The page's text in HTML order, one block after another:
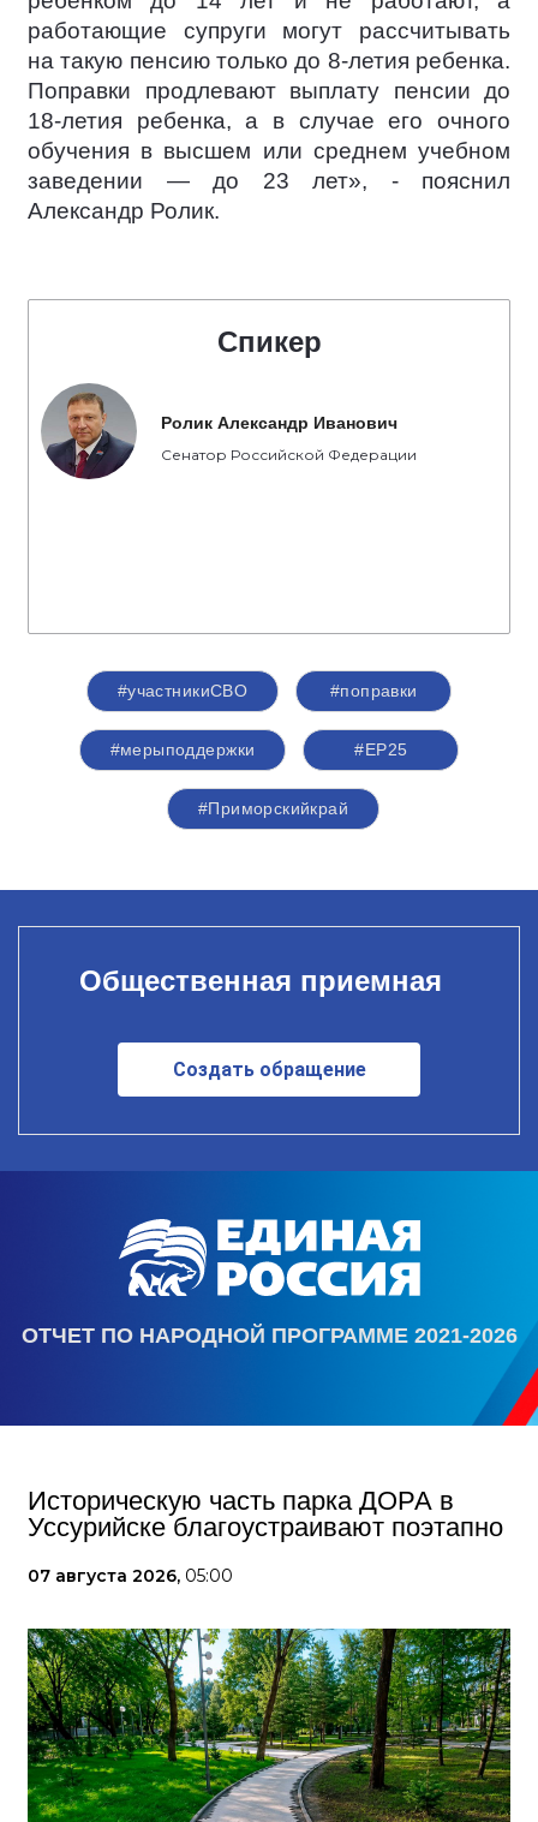
работающие супруги могут рассчитывать
на такую пенсию только до 8-летия ребенка.
Поправки продлевают выплату пенсии до
18-летия ребенка, а в случае его очного
обучения в высшем или среднем учебном
заведении — до 23 лет», - пояснил
Александр Ролик.
Спикер
Ролик Александр Иванович
Сенатор Российской Федерации
#участникиСВО #поправки
#мерыподдержки #ЕР25
#Приморскийкрай
Общественная приемная
Создать обращение
ОТЧЕТ ПО НАРОДНОЙ ПРОГРАММЕ 2021-2026
Историческую часть парка ДОРА в
Уссурийске благоустраивают поэтапно
07 августа 2026, 05:00